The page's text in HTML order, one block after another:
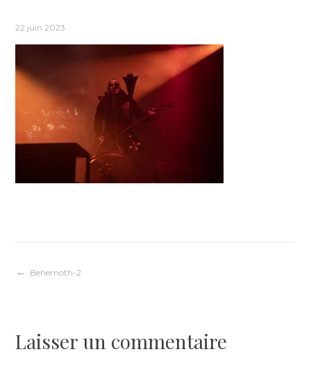
22 juin 2023
Navigation
l’article
Behemoth-2
Laisser un commentaire